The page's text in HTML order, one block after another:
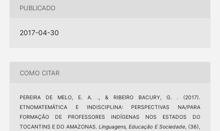
PUBLICADO
2017-04-30
COMO CITAR
PEREIRA DE MELO, E. A. ., & RIBEIRO BACURY, G. . (2017).
ETNOMATEMÁTICA E INDISCIPLINA: PERSPECTIVAS NA/PARA
FORMAÇÃO DE PROFESSORES INDÍGENAS NOS ESTADOS DO
TOCANTINS E DO AMAZONAS. Linguagens, Educação E Sociedade, (36),